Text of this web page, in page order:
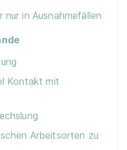
nur in Ausnahmefällen
Kontakt mit
Arbeitsorten zu